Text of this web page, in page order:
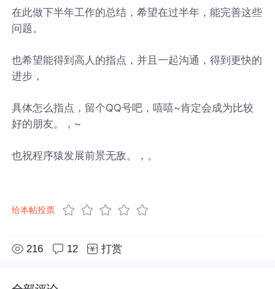
在此做下半年工作的总结，希望在过半年，能完善这些
问题。
也希望能得到高人的指点，并且一起沟通，得到更快的
进步，
具体怎么指点，留个QQ号吧，嘻嘻~肯定会成为比较
好的朋友。，~
也祝程序猿发展前景无敌。，。
给本帖投票
216 12 打赏